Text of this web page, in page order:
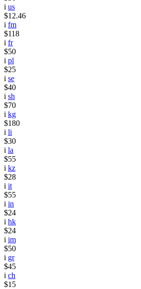
i us
$12.46
i fm
$118
i fr
$50
i pl
$25
i se
$40
i sh
$70
i kg
$180
i li
$30
i la
$55
i kz
$28
i it
$55
i in
$24
i hk
$24
i im
$50
i gr
$45
i ch
$15